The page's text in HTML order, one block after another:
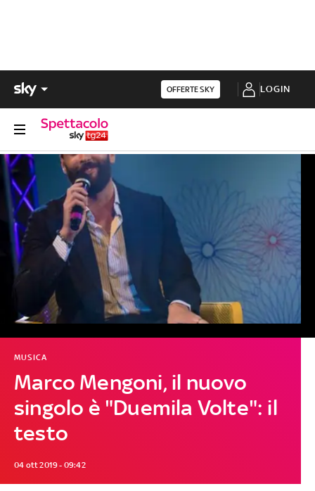
OFFERTE SKY LOGIN
Marco Mengoni, il nuovo
singolo è "Duemila Volte": il
testo
MUSICA
04 ott 2019 - 09:42